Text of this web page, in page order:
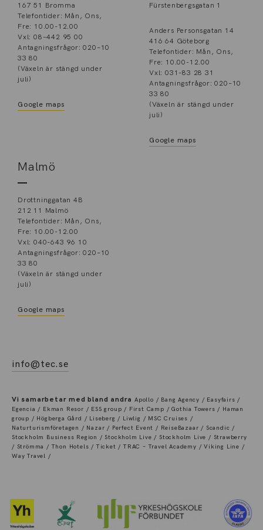
167 51 Bromma
Telefontider: Mån, Ons,
Fre: 10.00-12.00
Vxl: 08–442 95 00
Antagningsfrågor: 020–10
33 80
(Växeln är stängd under
juli)
Google maps
Fürstenbergsgatan 1
Anders Personsgatan 14
416 64 Göteborg
Telefontider: Mån, Ons,
Fre: 10.00-12.00
Vxl: 031-83 28 31
Antagningsfrågor: 020–10
33 80
(Växeln är stängd under
juli)
Google maps
Malmö
Drottninggatan 4B
212 11 Malmö
Telefontider: Mån, Ons,
Fre: 10.00-12.00
Vxl: 040-643 96 10
Antagningsfrågor: 020–10
33 80
(Växeln är stängd under
juli)
Google maps
info@tec.se
Vi samarbetar med bland andra Apollo / Bang Agency / Easyfairs /
Egencia / Ekman Resor / ESS group / First Camp / Gothia Towers / Haman
group / Högberga Gård / Liseberg / Liwlig / MSC Cruises /
Naturturismföretagen / Nazar / Perfect Event / ReiseBazaar / Scandic /
Stockholm Business Region / Stockholm Live / Stockholm Live / Strawberry
/ Strömma / Thon Hotels / Ticket / TRAC – Travel Academy / Viking Line /
Way Travel /